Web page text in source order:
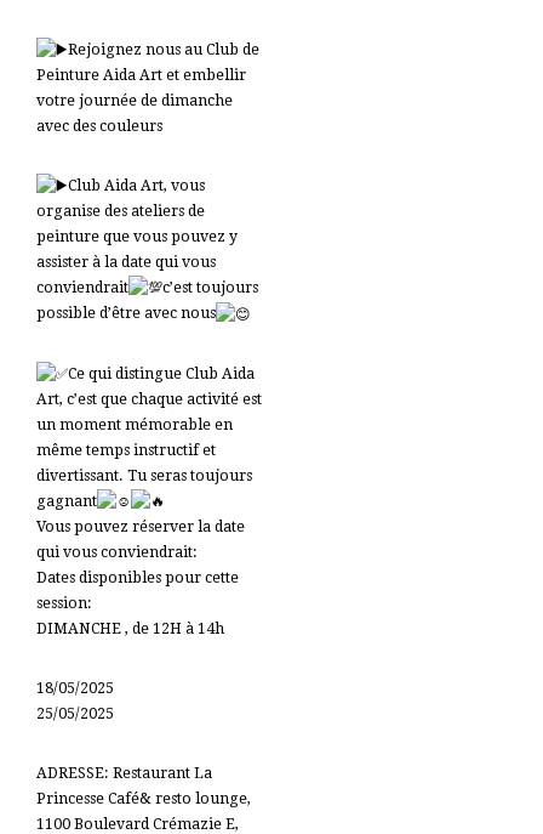
Rejoignez nous au Club de
Peinture Aida Art et embellir
votre journée de dimanche
avec des couleurs
Club Aida Art, vous
organise des ateliers de
peinture que vous pouvez y
assister à la date qui vous
conviendrait
c’est toujours
possible d’être avec nous
Ce qui distingue Club Aida
Art, c’est que chaque activité est
un moment mémorable en
même temps instructif et
divertissant. Tu seras toujours
gagnant
Vous pouvez réserver la date
qui vous conviendrait:
Dates disponibles pour cette
session:
DIMANCHE , de 12H à 14h
18/05/2025
25/05/2025
ADRESSE: Restaurant La
Princesse Café& resto lounge,
1100 Boulevard Crémazie E,